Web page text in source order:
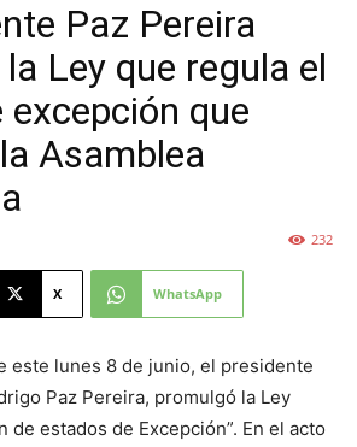
Paz Pereira
Ley que regula el
excepción que
Asamblea
232
X WhatsApp
este lunes 8 de junio, el presidente
Paz Pereira, promulgó la Ley
de estados de Excepción”. En el acto